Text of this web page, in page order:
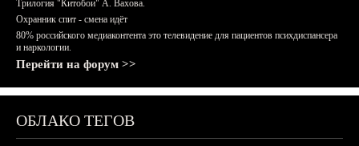
Трилогия "Китобои" А. Вахова.
Охранник спит - смена идёт
80% российского медиаконтента это телевидение для пациентов психдиспансера
и наркологии.
Перейти на форум >>
ОБЛАКО ТЕГОВ